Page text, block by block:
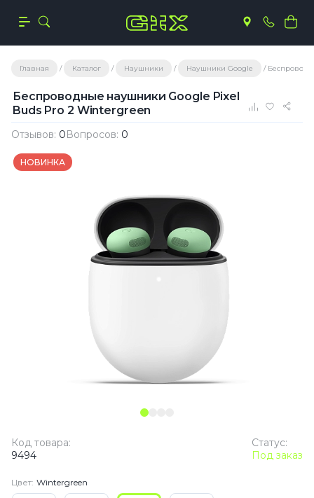
Главная Каталог Наушники Наушники Google
Беспроводные наушники Google Pixel
Buds Pro 2 Wintergreen
Отзывов: 0Вопросов: 0
НОВИНКА
Статус:
Под заказ
Код товара:
9494
Цвет: Wintergreen